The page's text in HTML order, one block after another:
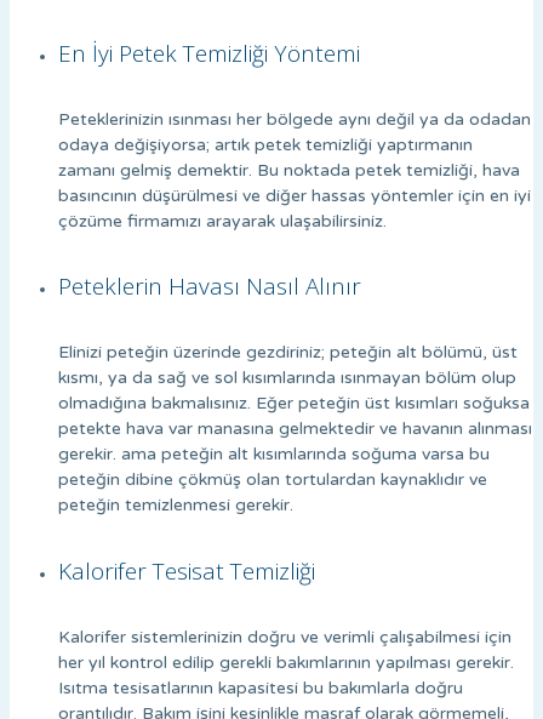
En İyi Petek Temizliği Yöntemi
Peteklerinizin ısınması her bölgede aynı değil ya da odadan
odaya değişiyorsa; artık petek temizliği yaptırmanın
zamanı gelmiş demektir. Bu noktada petek temizliği, hava
basıncının düşürülmesi ve diğer hassas yöntemler için en iyi
çözüme firmamızı arayarak ulaşabilirsiniz.
Peteklerin Havası Nasıl Alınır
Elinizi peteğin üzerinde gezdiriniz; peteğin alt bölümü, üst
kısmı, ya da sağ ve sol kısımlarında ısınmayan bölüm olup
olmadığına bakmalısınız. Eğer peteğin üst kısımları soğuksa
petekte hava var manasına gelmektedir ve havanın alınması
gerekir. ama peteğin alt kısımlarında soğuma varsa bu
peteğin dibine çökmüş olan tortulardan kaynaklıdır ve
peteğin temizlenmesi gerekir.
Kalorifer Tesisat Temizliği
Kalorifer sistemlerinizin doğru ve verimli çalışabilmesi için
her yıl kontrol edilip gerekli bakımlarının yapılması gerekir.
Isıtma tesisatlarının kapasitesi bu bakımlarla doğru
orantılıdır. Bakım işini kesinlikle masraf olarak görmemeli,